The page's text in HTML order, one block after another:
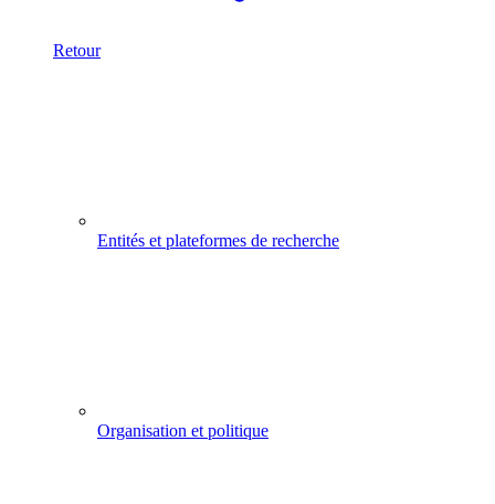
Retour
Entités et plateformes de recherche
Organisation et politique